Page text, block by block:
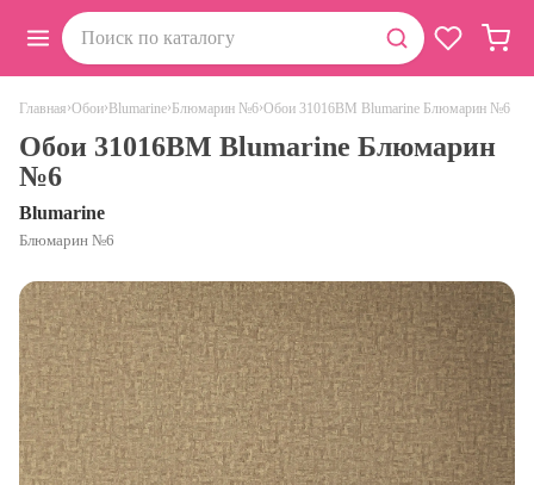
Главная›Обои› Blumarine› Блюмарин №6›Обои 31016BM Blumarine Блюмарин №6
Обои 31016BM Blumarine Блюмарин
№6
Blumarine
Блюмарин №6